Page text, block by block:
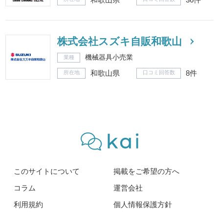
株式会社スズキ自販和歌山
業種 機械器具小売業
所在地 和歌山県 口コミ回答数 8件
このサイトについて
掲載をご希望の方へ
コラム
運営会社
利用規約
個人情報保護方針